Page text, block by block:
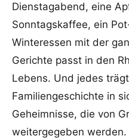
Dienstagabend, eine
Sonntagskaffee, ein
Winteressen mit der
Gerichte passt in den
Lebens. Und jedes
Familiengeschichte in
Geheimnisse, die von
weitergegeben werden.